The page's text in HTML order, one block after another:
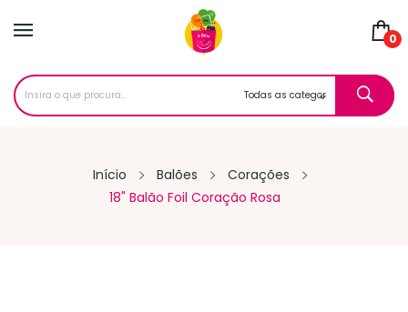
0
Início Balões
Corações
18" Balão Foil Coração Rosa